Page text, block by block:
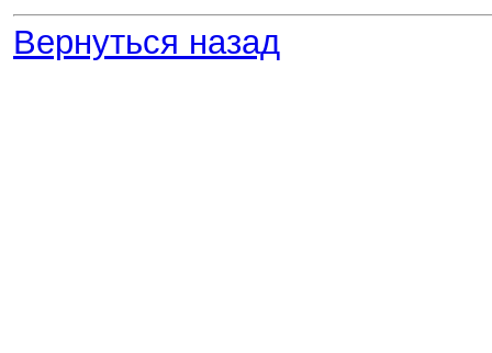
Вернуться назад